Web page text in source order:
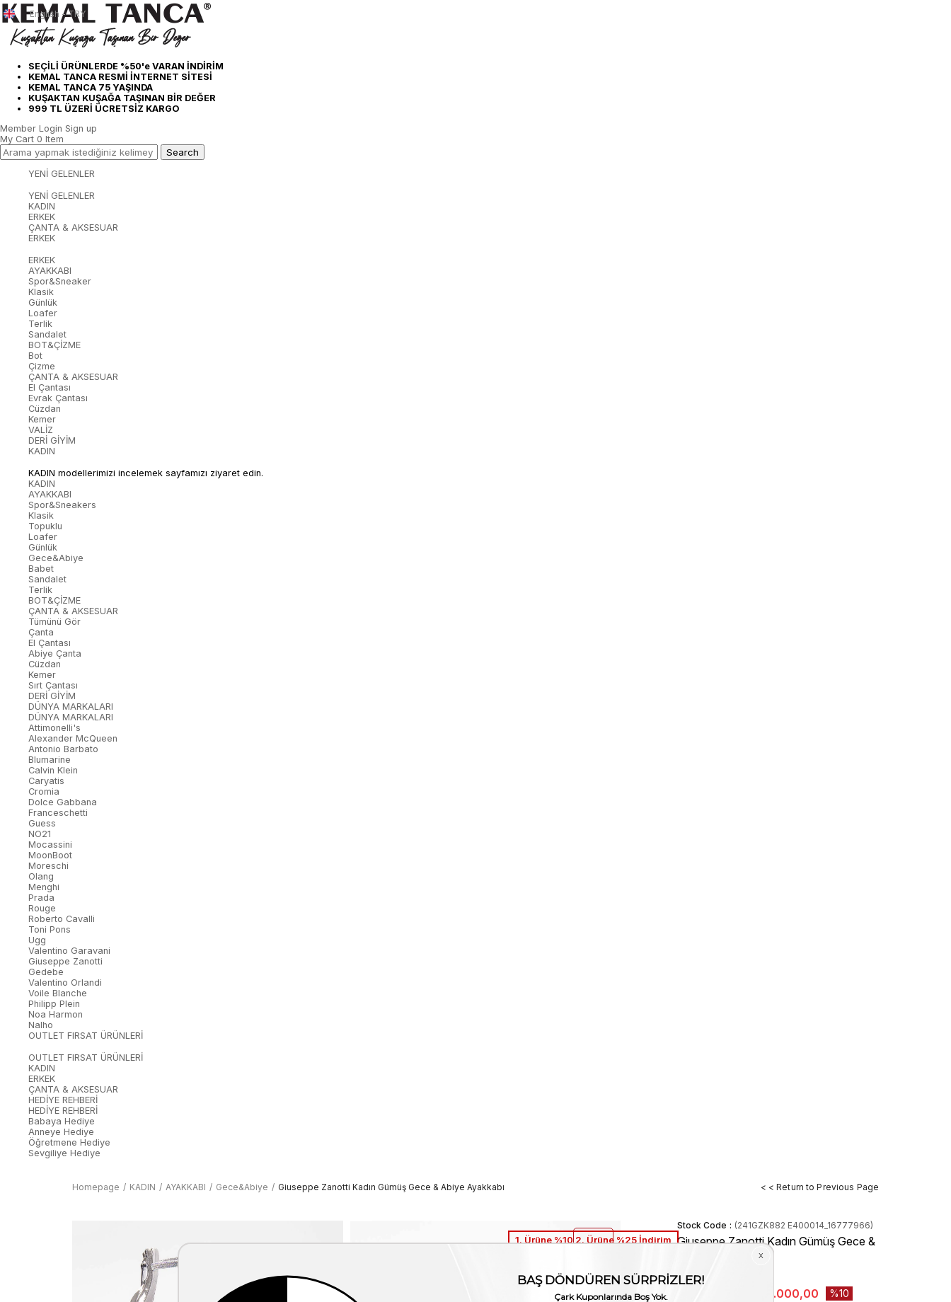
SEÇİLİ ÜRÜNLERDE %50'e VARAN İNDİRİM
KEMAL TANCA RESMİ İNTERNET SİTESİ
KEMAL TANCA 75 YAŞINDA
KUŞAKTAN KUŞAĞA TAŞINAN BİR DEĞER
999 TL ÜZERİ ÜCRETSİZ KARGO
English - TRY
Member Login Sign up
My Cart 0 Item
YENİ GELENLER
YENİ GELENLER
KADIN
ERKEK
ÇANTA & AKSESUAR
ERKEK
ERKEK
AYAKKABI
Spor&Sneaker
Klasik
Günlük
Loafer
Terlik
Sandalet
BOT&ÇİZME
Bot
Çizme
ÇANTA & AKSESUAR
El Çantası
Evrak Çantası
Cüzdan
Kemer
VALİZ
DERİ GİYİM
KADIN
KADIN modellerimizi incelemek sayfamızı ziyaret edin.
KADIN
AYAKKABI
Spor&Sneakers
Klasik
Topuklu
Loafer
Günlük
Gece&Abiye
Babet
Sandalet
Terlik
BOT&ÇİZME
ÇANTA & AKSESUAR
Tümünü Gör
Çanta
El Çantası
Abiye Çanta
Cüzdan
Kemer
Sırt Çantası
DERİ GİYİM
DÜNYA MARKALARI
DÜNYA MARKALARI
Attimonelli's
Alexander McQueen
Antonio Barbato
Blumarine
Calvin Klein
Caryatis
Cromia
Dolce Gabbana
Franceschetti
Guess
NO21
Mocassini
MoonBoot
Moreschi
Olang
Menghi
Prada
Rouge
Roberto Cavalli
Toni Pons
Ugg
Valentino Garavani
Giuseppe Zanotti
Gedebe
Valentino Orlandi
Voile Blanche
Philipp Plein
Noa Harmon
Nalho
OUTLET FIRSAT ÜRÜNLERİ
OUTLET FIRSAT ÜRÜNLERİ
KADIN
ERKEK
ÇANTA & AKSESUAR
HEDİYE REHBERİ
HEDİYE REHBERİ
Babaya Hediye
Anneye Hediye
Öğretmene Hediye
Sevgiliye Hediye
Homepage KADIN AYAKKABI Gece&Abiye Giuseppe Zanotti Kadın Gümüş Gece & Abiye Ayakkabı < < Return to Previous Page
1. Ürüne %10 2. Ürüne %25 İndirim
Stock Code (241GZK882 E400014_16777966)
Giuseppe Zanotti Kadın Gümüş Gece &
Stock Amount
₺36.000,00 10